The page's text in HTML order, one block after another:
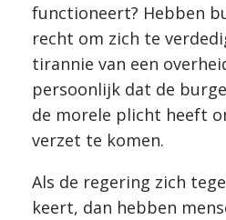
functioneert? Hebben
recht om zich te
tirannie van een
persoonlijk dat de
de morele plicht heeft
verzet te komen.
Als de regering zich
keert, dan hebben